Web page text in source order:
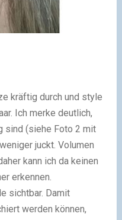
kräftig durch und style
Ich merke deutlich,
sind (siehe Foto 2 mit
juckt. Volumen
kann ich da keinen
erkennen.
sichtbar. Damit
werden können,